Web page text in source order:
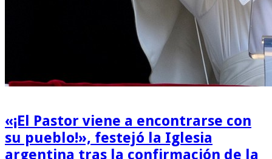
«¡El Pastor viene a encontrarse con
su pueblo!», festejó la Iglesia
argentina tras la confirmación de la